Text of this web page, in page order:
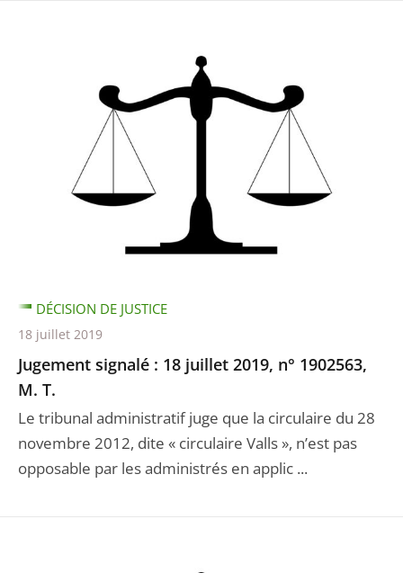
Jugement signalé : 18 juillet 2019, n° 1902563,
M. T.
Le tribunal administratif juge que la circulaire du 28
novembre 2012, dite « circulaire Valls », n’est pas
opposable par les administrés en applic ...
DÉCISION DE JUSTICE
18 juillet 2019